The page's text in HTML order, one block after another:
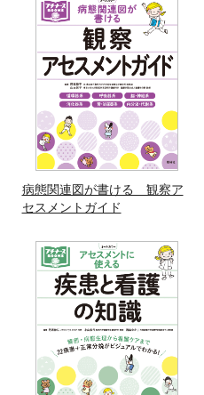
病態関連図が書ける 観察ア
セスメントガイド